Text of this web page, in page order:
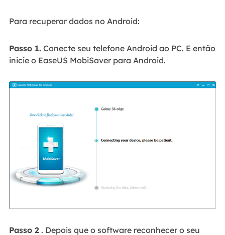
Para recuperar dados no Android:
Passo 1.Conecte seu telefone Android ao PC. E então
inicie o EaseUS MobiSaver para Android.
Passo 2. Depois que o software reconhecer o seu